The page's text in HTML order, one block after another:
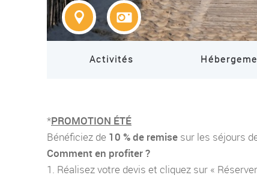
Activités
*PROMOTION ÉTÉ
Bénéficiez de 10 % de remise sur les séjours
Comment en profiter ?
1. Réalisez votre devis et cliquez sur «